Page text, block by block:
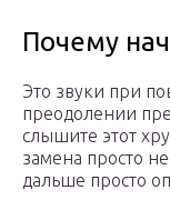
Почему
Это звуки при
преодолении
слышите этот
замена просто
дальше просто